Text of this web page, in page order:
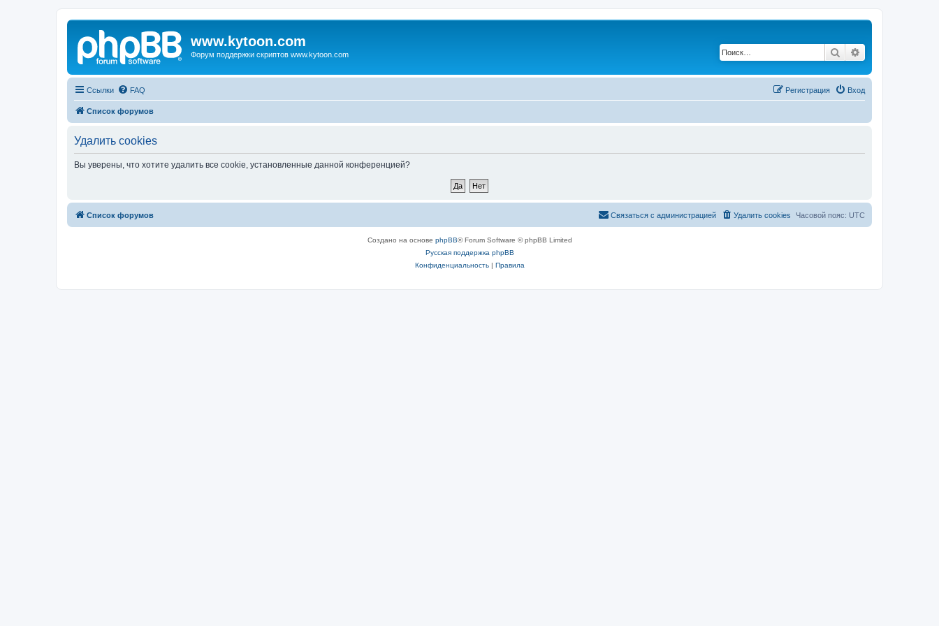
www.kytoon.com
Форум поддержки скриптов www.kytoon.com Поиск
Ссылки FAQ Вход
Регистрация
Список форумов
Удалить cookies
Вы уверены, что хотите удалить все cookie, установленные данной конференцией?
Список форумов Часовой пояс: UTC
Удалить cookies
Связаться с администрацией
Создано на основе phpBB® Forum Software © phpBB Limited
Русская поддержка phpBB
Конфиденциальность| Правила